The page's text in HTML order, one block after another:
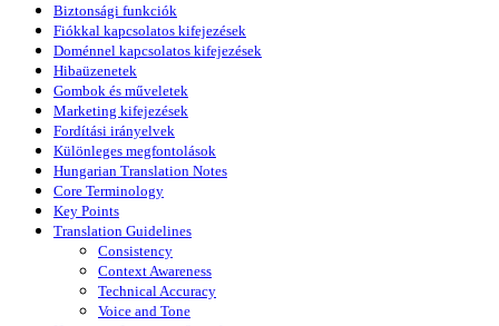
Biztonsági funkciók
Fiókkal kapcsolatos kifejezések
Doménnel kapcsolatos kifejezések
Hibaüzenetek
Gombok és műveletek
Marketing kifejezések
Fordítási irányelvek
Különleges megfontolások
Hungarian Translation Notes
Core Terminology
Key Points
Translation Guidelines
Consistency
Context Awareness
Technical Accuracy
Voice and Tone